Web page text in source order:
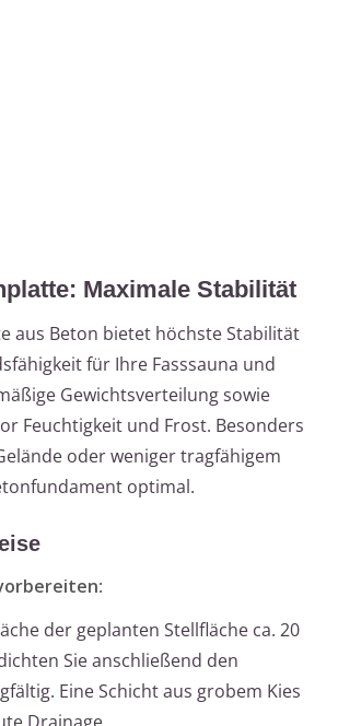
Maximale Stabilität
aus Beton bietet höchste Stabilität
für Ihre Fasssauna und
Gewichtsverteilung sowie
Feuchtigkeit und Frost. Besonders
oder weniger tragfähigem
optimal.
:
der geplanten Stellfläche ca. 20
Sie anschließend den
Eine Schicht aus grobem Kies